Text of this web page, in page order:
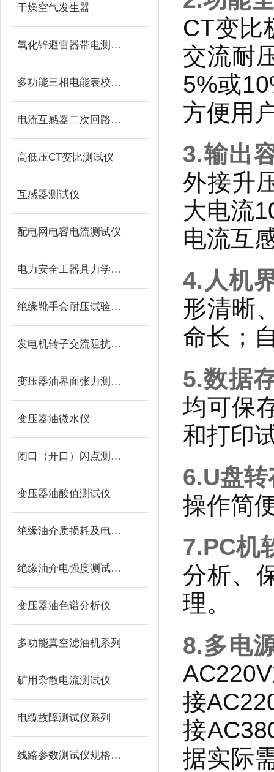
干燥空气发生器
氧化锌避雷器带电测试仪（氧化锌避雷器测试仪）
多功能三相电能表校验仪
电流互感器二次回路负载测试仪
高低压CT变比测试仪
互感器测试仪
配电网电容电流测试仪
电力安全工器具力学性能试验机
绝缘靴手套耐压试验装置
发电机转子交流阻抗测试仪
变压器油界面张力测试仪
变压器油微水仪
闭口（开口）闪点测定仪
变压器油酸值测试仪
绝缘油介质损耗及电阻率测试仪
绝缘油介电强度测试仪系列
变压器油色谱分析仪
多功能真空滤油机系列
矿用杂散电流测试仪
电缆故障测试仪系列
线路参数测试仪规格型号
CT变比
交流耐
5%或
方便用
3.输出
外接升
大电流
电流互
4.人机
形清晰
命长；
5.数据
均可保
和打印
6.U盘转
操作简
7.PC机
分析、
理。
8.多电
接
接
据实际